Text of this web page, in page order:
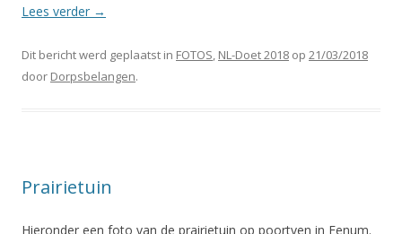
Lees verder →
Dit bericht werd geplaatst in FOTOS, NL-Doet 2018 op 21/03/2018
door Dorpsbelangen.
Prairietuin
Hieronder een foto van de prairietuin op poortven in Eenum.